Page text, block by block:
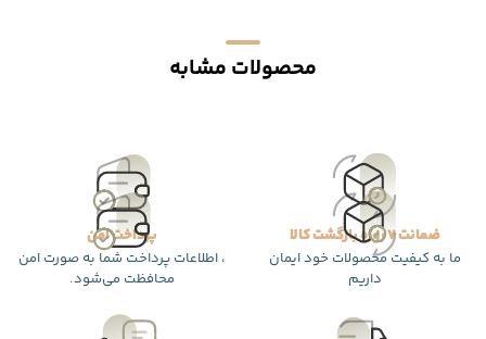
محصولات مشابه
ضمانت 7 روزه بازگشت کالا
ما به کیفیت محصولات خود ایمان
داریم
پرداخت امن
، اطلاعات پرداخت شما به صورت امن
محافظت می‌شود.